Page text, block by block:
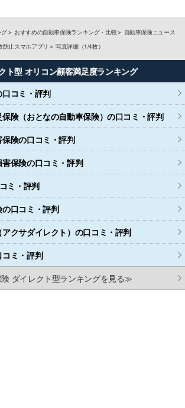
グ おすすめの自動車保険ランキング・比較
自動車保険ニュース
止スマホアプリ
写真詳細（1/4枚）
ト型 オリコン顧客満足度ランキング
口コミ・評判
険（おとなの自動車保険）の口コミ・評判
保険の口コミ・評判
害保険の口コミ・評判
ミ・評判
の口コミ・評判
クサダイレクト） の口コミ・評判
コミ・評判
険 ダイレクト型ランキングを見る≫